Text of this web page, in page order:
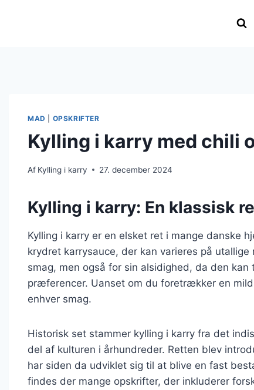
MAD OPSKRIFTER
Kylling i karry med chili
Af Kylling i karry 27. december 2024
Kylling i karry: En klassisk
Kylling i karry er en elsket ret i mange danske
krydret karrysauce, der kan varieres på
smag, men også for sin alsidighed, da den
præferencer. Uanset om du foretrækker en
enhver smag.
Historisk set stammer kylling i karry fra det
del af kulturen i århundreder. Retten blev
har siden da udviklet sig til at blive en fast
findes der mange opskrifter, der inkluderer